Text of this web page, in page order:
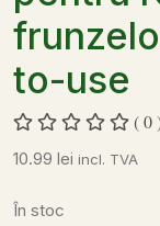
to-use
( 0
10.99 lei incl. TVA
În stoc